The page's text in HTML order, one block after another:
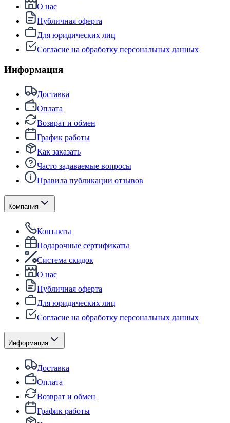
О нас
Публичная оферта
Для юридических лиц
Согласие на обработку персональных данных
Информация
Доставка
Оплата
Возврат и обмен
График работы
Как заказать
Часто задаваемые вопросы
Правила публикации отзывов
Компания
Контакты
Подарочные сертификаты
Система скидок
О нас
Публичная оферта
Для юридических лиц
Согласие на обработку персональных данных
Информация
Доставка
Оплата
Возврат и обмен
График работы